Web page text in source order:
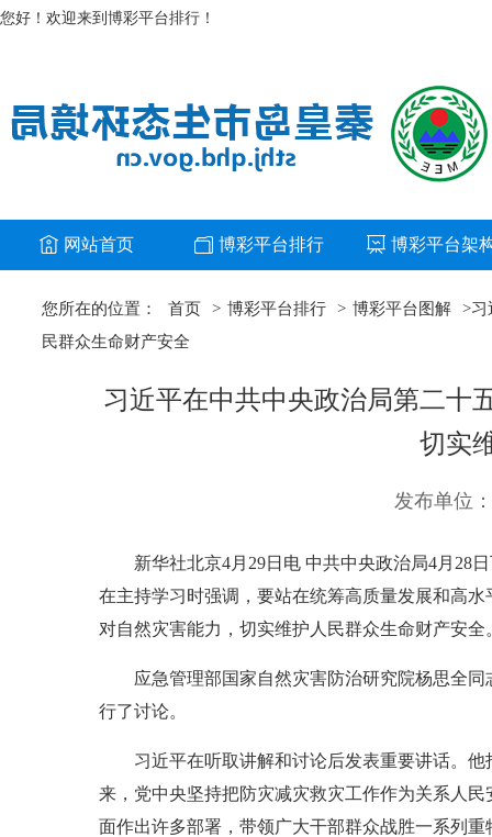
您好！欢迎来到博彩平台排行！
网站首页 博彩平台排行 博彩平台架
您所在的位置： 首页 > 博彩平台排行 > 博彩平台图解 >习
民群众生命财产安全
习近平在中共中央政治局第二十
切实
发布单位
新华社北京4月29日电 中共中央政治局4月28
在主持学习时强调，要站在统筹高质量发展和高
对自然灾害能力，切实维护人民群众生命财产安全
应急管理部国家自然灾害防治研究院杨思全
行了讨论。
习近平在听取讲解和讨论后发表重要讲话。
来，党中央坚持把防灾减灾救灾工作作为关系人
面作出许多部署，带领广大干部群众战胜一系列